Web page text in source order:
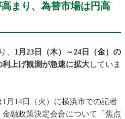
まり、為替市場は円高
、 1月23日（木）～24日（金）の
利上げ観測が急速に拡大していま
月14日（火）に横浜市での記者
融政策決定会合について「焦点